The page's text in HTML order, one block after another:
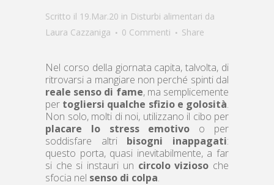
Scritto il 19.Mar.20 in Disturbi alimentari da
Laura Cazzaniga
0 Commenti Share
Nel corso della giornata capita, talvolta, di
ritrovarsi a mangiare non perché spinti dal
reale senso di fame, ma semplicemente
per togliersi qualche sfizio e golosità.
Non solo, molti di noi, utilizzano il cibo per
placare lo stress emotivo o per
soddisfare altri bisogni inappagati:
questo porta, quasi inevitabilmente, a far
si che si instauri un circolo vizioso che
sfocia nel senso di colpa.